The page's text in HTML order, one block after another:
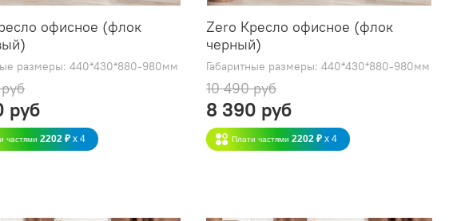
офисное (флок
размеры: 440*430*880-980мм
руб
частями2202 ₽ x 4
Zero Кресло офисное (флок
черный)
Габаритные размеры: 440*430*880-980мм
10 490 руб
8 390 руб
Плати частями2202 ₽ x 4